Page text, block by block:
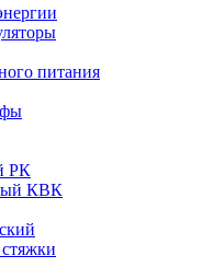
питания
РК
КВК